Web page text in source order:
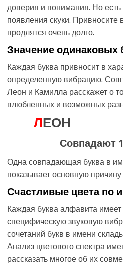
доверия и понимания. Но
появления скуки.
продлятся очень долго.
Значение одинаковых
Каждая буква привносит в
определенную вибрацию.
Леон и Камилла расскажет о
влюбленных и возможных
ЛЕОН
Совпадают
Одна совпадающая буква в
показывает основную
Счастливые цвета по
Каждая буква алфавита имеет
специфическую звуковую
сочетаний букв в имени
Анализ цветового спектра
рассказать многое об их